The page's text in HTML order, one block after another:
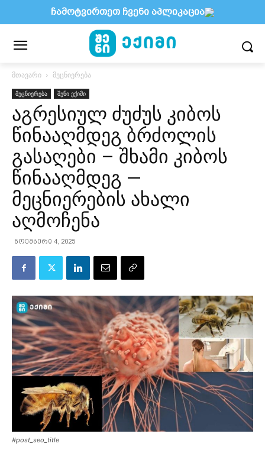
მთავარი მეცნიერება
მეცნიერება შენი ექიმი
აგრესიულ ძუძუს კიბოს
წინააღმდეგ ბრძოლის
გასაღები – შხამი კიბოს
წინააღმდეგ —
მეცნიერების ახალი
აღმოჩენა
ნოემბერი 4, 2025
#post_seo_title
ჩამოტვირთეთ ჩვენი აპლიკაცია